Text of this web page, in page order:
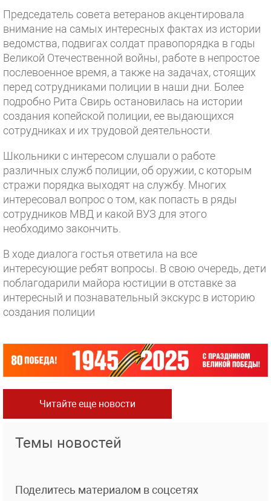
Председатель совета ветеранов акцентировала
внимание на самых интересных фактах из истории
ведомства, подвигах солдат правопорядка в годы
Великой Отечественной войны, работе в непростое
послевоенное время, а также на задачах, стоящих
перед сотрудниками полиции в наши дни. Более
подробно Рита Свирь остановилась на истории
создания копейской полиции, ее выдающихся
сотрудниках и их трудовой деятельности.
Школьники с интересом слушали о работе
различных служб полиции, об оружии, с которым
стражи порядка выходят на службу. Многих
интересовал вопрос о том, как попасть в ряды
сотрудников МВД и какой ВУЗ для этого
необходимо закончить.
В ходе диалога гостья ответила на все
интересующие ребят вопросы. В свою очередь, дети
поблагодарили майора юстиции в отставке за
интересный и познавательный экскурс в историю
создания полиции
Читайте еще новости
Темы новостей
Поделитесь материалом в соцсетях